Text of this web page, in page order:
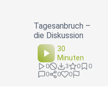
Tagesanbruch –
die Diskussion
30
Minuten
0 3 0
0
0
0 0